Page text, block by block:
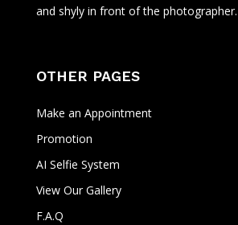
and shyly in front of the photographer.
OTHER PAGES
Make an Appointment
Promotion
AI Selfie System
View Our Gallery
F.A.Q